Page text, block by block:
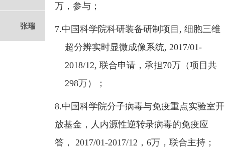
张瑞
万，参与；
7.中国科学院科研装备研制项目 , 细胞三维
超分辨实时显微成像系统, 2017/01-
2018/12, 联合申请，承担70万（项目共
298万）；
8.中国科学院分子病毒与免疫重点实验室开
放基金，人内源性逆转录病毒的免疫应
答， 2017/01-2017/12 ， 6万，联合主持；